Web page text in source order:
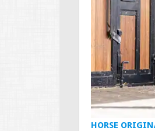
HORSE